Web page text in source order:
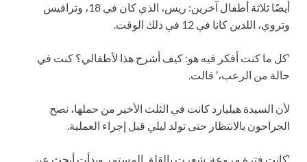
أيضًا ثلاثة أطفال آخرين: ريس، الذي كان في 18، وترافيس
وتروي، اللذين كانا في 12 في ذلك الوقت.
‘كل ما كنت أفكر فيه هو: كيف أشرح هذا لأطفالي؟ كنت في
حالة من الرعب،’ قالت.
لأن السيدة هيليارد كانت في الثلث الأخير من حملها، نصح
الجراحون بالانتظار حتى تولد ليلي قبل إجراء العملية.
‘كانت فترة مروعة. شعرت بالقلق المستمر وبدأت أبحث عن